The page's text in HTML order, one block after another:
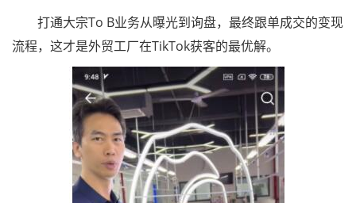
打通大宗To B业务从曝光到询盘，最终跟单成交的变现
流程，这才是外贸工厂在TikTok获客的最优解。